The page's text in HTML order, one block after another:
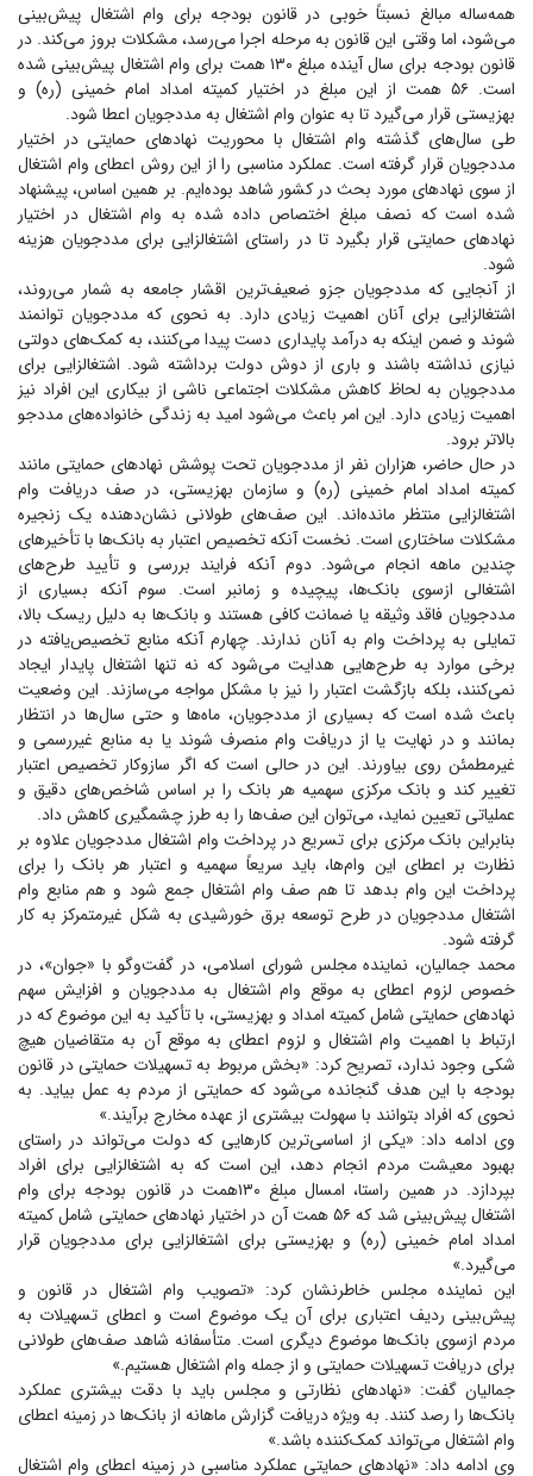
همه‌ساله مبالغ نسبتاً خوبی در قانون بودجه برای وام اشتغال پیش‌بینی
می‌شود، اما وقتی این قانون به مرحله اجرا می‌رسد، مشکلات بروز می‌کند. در
قانون بودجه برای سال آینده مبلغ ۱۳۰ همت برای وام اشتغال پیش‌بینی شده
است. ۵۶ همت از این مبلغ در اختیار کمیته امداد امام خمینی (ره) و
بهزیستی قرار می‌گیرد تا به عنوان وام اشتغال به مددجویان اعطا شود.
طی سال‌های گذشته وام اشتغال با محوریت نهاد‌های حمایتی در اختیار
مددجویان قرار گرفته است. عملکرد مناسبی را از این روش اعطای وام اشتغال
از سوی نهاد‌های مورد بحث در کشور شاهد بوده‌ایم. بر همین اساس، پیشنهاد
شده است که نصف مبلغ اختصاص داده شده به وام اشتغال در اختیار
نهاد‌های حمایتی قرار بگیرد تا در راستای اشتغالزایی برای مددجویان هزینه
شود.
از آنجایی که مددجویان جزو ضعیف‌ترین اقشار جامعه به شمار می‌روند،
اشتغالزایی برای آنان اهمیت زیادی دارد. به نحوی که مددجویان توانمند
شوند و ضمن اینکه به درآمد پایداری دست پیدا می‌کنند، به کمک‌های دولتی
نیازی نداشته باشند و باری از دوش دولت برداشته شود. اشتغالزایی برای
مددجویان به لحاظ کاهش مشکلات اجتماعی ناشی از بیکاری این افراد نیز
اهمیت زیادی دارد. این امر باعث می‌شود امید به زندگی خانواده‌های مددجو
بالاتر برود.
در حال حاضر، هزاران نفر از مددجویان تحت پوشش نهاد‌های حمایتی مانند
کمیته امداد امام خمینی (ره) و سازمان بهزیستی، در صف دریافت وام
اشتغالزایی منتظر مانده‌اند. این صف‌های طولانی نشان‌دهنده یک زنجیره
مشکلات ساختاری است. نخست آنکه تخصیص اعتبار به بانک‌ها با تأخیر‌های
چندین ماهه انجام می‌شود. دوم آنکه فرایند بررسی و تأیید طرح‌های
اشتغالی ازسوی بانک‌ها، پیچیده و زمانبر است. سوم آنکه بسیاری از
مددجویان فاقد وثیقه یا ضمانت کافی هستند و بانک‌ها به دلیل ریسک بالا،
تمایلی به پرداخت وام به آنان ندارند. چهارم آنکه منابع تخصیص‌یافته در
برخی موارد به طرح‌هایی هدایت می‌شود که نه تنها اشتغال پایدار ایجاد
نمی‌کنند، بلکه بازگشت اعتبار را نیز با مشکل مواجه می‌سازند. این وضعیت
باعث شده است که بسیاری از مددجویان، ماه‌ها و حتی سال‌ها در انتظار
بمانند و در نهایت یا از دریافت وام منصرف شوند یا به منابع غیررسمی و
غیرمطمئن روی بیاورند. این در حالی است که اگر سازوکار تخصیص اعتبار
تغییر کند و بانک مرکزی سهمیه هر بانک را بر اساس شاخص‌های دقیق و
عملیاتی تعیین نماید، می‌توان این صف‌ها را به طرز چشمگیری کاهش داد.
بنابراین بانک مرکزی برای تسریع در پرداخت وام اشتغال مددجویان علاوه بر
نظارت بر اعطای این وام‌ها، باید سریعاً سهمیه و اعتبار هر بانک را برای
پرداخت این وام بدهد تا هم صف وام اشتغال جمع شود و هم منابع وام
اشتغال مددجویان در طرح توسعه برق خورشیدی به شکل غیرمتمرکز به کار
گرفته شود.
محمد جمالیان، نماینده مجلس شورای اسلامی، در گفت‌و‌گو با «جوان»، در
خصوص لزوم اعطای به موقع وام اشتغال به مددجویان و افزایش سهم
نهاد‌های حمایتی شامل کمیته امداد و بهزیستی، با تأکید به این موضوع که در
ارتباط با اهمیت وام اشتغال و لزوم اعطای به موقع آن به متقاضیان هیچ
شکی وجود ندارد، تصریح کرد: «بخش مربوط به تسهیلات حمایتی در قانون
بودجه با این هدف گنجانده می‌شود که حمایتی از مردم به عمل بیاید. به
نحوی که افراد بتوانند با سهولت بیشتری از عهده مخارج برآیند.»
وی ادامه داد: «یکی از اساسی‌ترین کار‌هایی که دولت می‌تواند در راستای
بهبود معیشت مردم انجام دهد، این است که به اشتغالزایی برای افراد
بپردازد. در همین راستا، امسال مبلغ ۱۳۰همت در قانون بودجه برای وام
اشتغال پیش‌بینی شد که ۵۶ همت آن در اختیار نهاد‌های حمایتی شامل کمیته
امداد امام خمینی (ره) و بهزیستی برای اشتغالزایی برای مددجویان قرار
می‌گیرد.»
این نماینده مجلس خاطرنشان کرد: «تصویب وام اشتغال در قانون و
پیش‌بینی ردیف اعتباری برای آن یک موضوع است و اعطای تسهیلات به
مردم ازسوی بانک‌ها موضوع دیگری است. متأسفانه شاهد صف‌های طولانی
برای دریافت تسهیلات حمایتی و از جمله وام اشتغال هستیم.»
جمالیان گفت: «نهاد‌های نظارتی و مجلس باید با دقت بیشتری عملکرد
بانک‌ها را رصد کنند. به ویژه دریافت گزارش ماهانه از بانک‌ها در زمینه اعطای
وام اشتغال می‌تواند کمک‌کننده باشد.»
وی ادامه داد: «نهاد‌های حمایتی عملکرد مناسبی در زمینه اعطای وام اشتغال